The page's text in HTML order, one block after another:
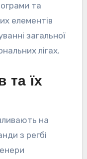
та
елементів
загальної
лігах.
та їх
на
з регбі